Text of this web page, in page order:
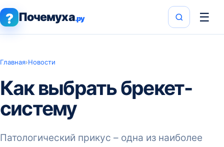
? Почемуха.ру ☰
Главная›Новости
Как выбрать брекет-
систему
Патологический прикус – одна из наиболее